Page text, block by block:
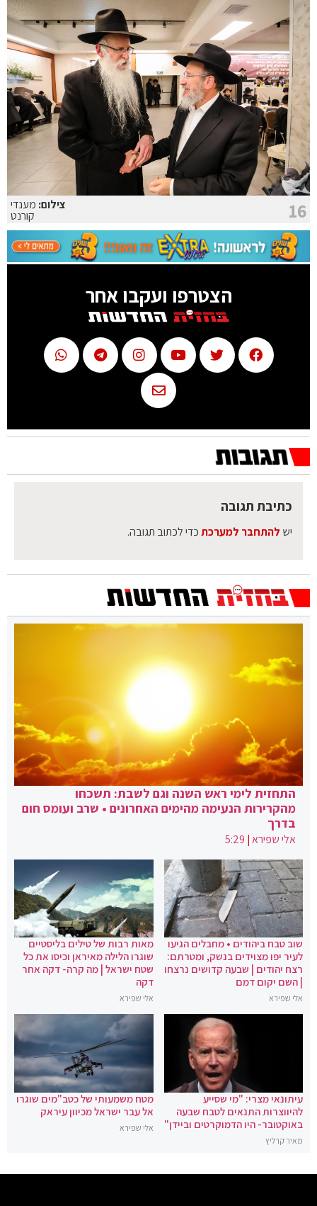
16 צילום: מענדי
קורנט
הצטרפו ועקבו אחר
כתיבת תגובה
יש להתחבר למערכתכדי לכתוב תגובה.
התחזית לימי ראש השנה וגם לשבת: תשכחו
מהקרירות הנעימה מהימים האחרונים • שרב ועומס חום
בדרך
אלי שפירא|
5:29
שוב טבח ביהודים • מחבלים הגיעו
לעיר יפו מצוידים בנשק, ומטרתם:
רצח יהודים | שבעה קדושים נרצחו
| השם יקום דמם
אלי שפירא
מאות רבות של טילים בליסטיים
שוגרו הלילה מאיראן וכיסו את כל
שטח ישראל | מה קרה- דקה אחר
דקה
אלי שפירא
עיתונאי מצרי: "מי שסייע
להיווצרות התנאים לטבח שבעה
באוקטובר- היו הדמוקרטים וביידן"
מאיר קרליץ
מטח משמעותי של כטב"מים שוגרו
אל עבר ישראל מכיוון עיראק
אלי שפירא